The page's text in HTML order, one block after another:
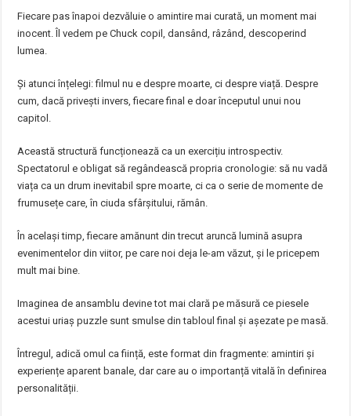
Fiecare pas înapoi dezvăluie o amintire mai curată, un moment mai
inocent. Îl vedem pe Chuck copil, dansând, râzând, descoperind
lumea.
Și atunci înțelegi: filmul nu e despre moarte, ci despre viață. Despre
cum, dacă privești invers, fiecare final e doar începutul unui nou
capitol.
Această structură funcționează ca un exercițiu introspectiv.
Spectatorul e obligat să regândească propria cronologie: să nu vadă
viața ca un drum inevitabil spre moarte, ci ca o serie de momente de
frumusețe care, în ciuda sfârșitului, rămân.
În același timp, fiecare amănunt din trecut aruncă lumină asupra
evenimentelor din viitor, pe care noi deja le-am văzut, și le pricepem
mult mai bine.
Imaginea de ansamblu devine tot mai clară pe măsură ce piesele
acestui uriaș puzzle sunt smulse din tabloul final și așezate pe masă.
Întregul, adică omul ca ființă, este format din fragmente: amintiri și
experiențe aparent banale, dar care au o importanță vitală în definirea
personalității.